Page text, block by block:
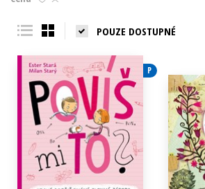
Young adult (SK)
POUZE DOSTUPNÉ
P